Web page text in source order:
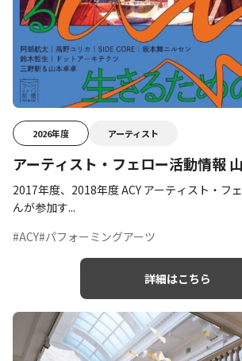
2026年度 アーティスト
アーティスト・フェロー活動情報
2017年度、2018年度 ACY アーティスト・フ
んが参加す...
#ACY#パフォーミングアーツ
詳細はこちら